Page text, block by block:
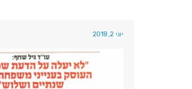
יוני 2, 2018